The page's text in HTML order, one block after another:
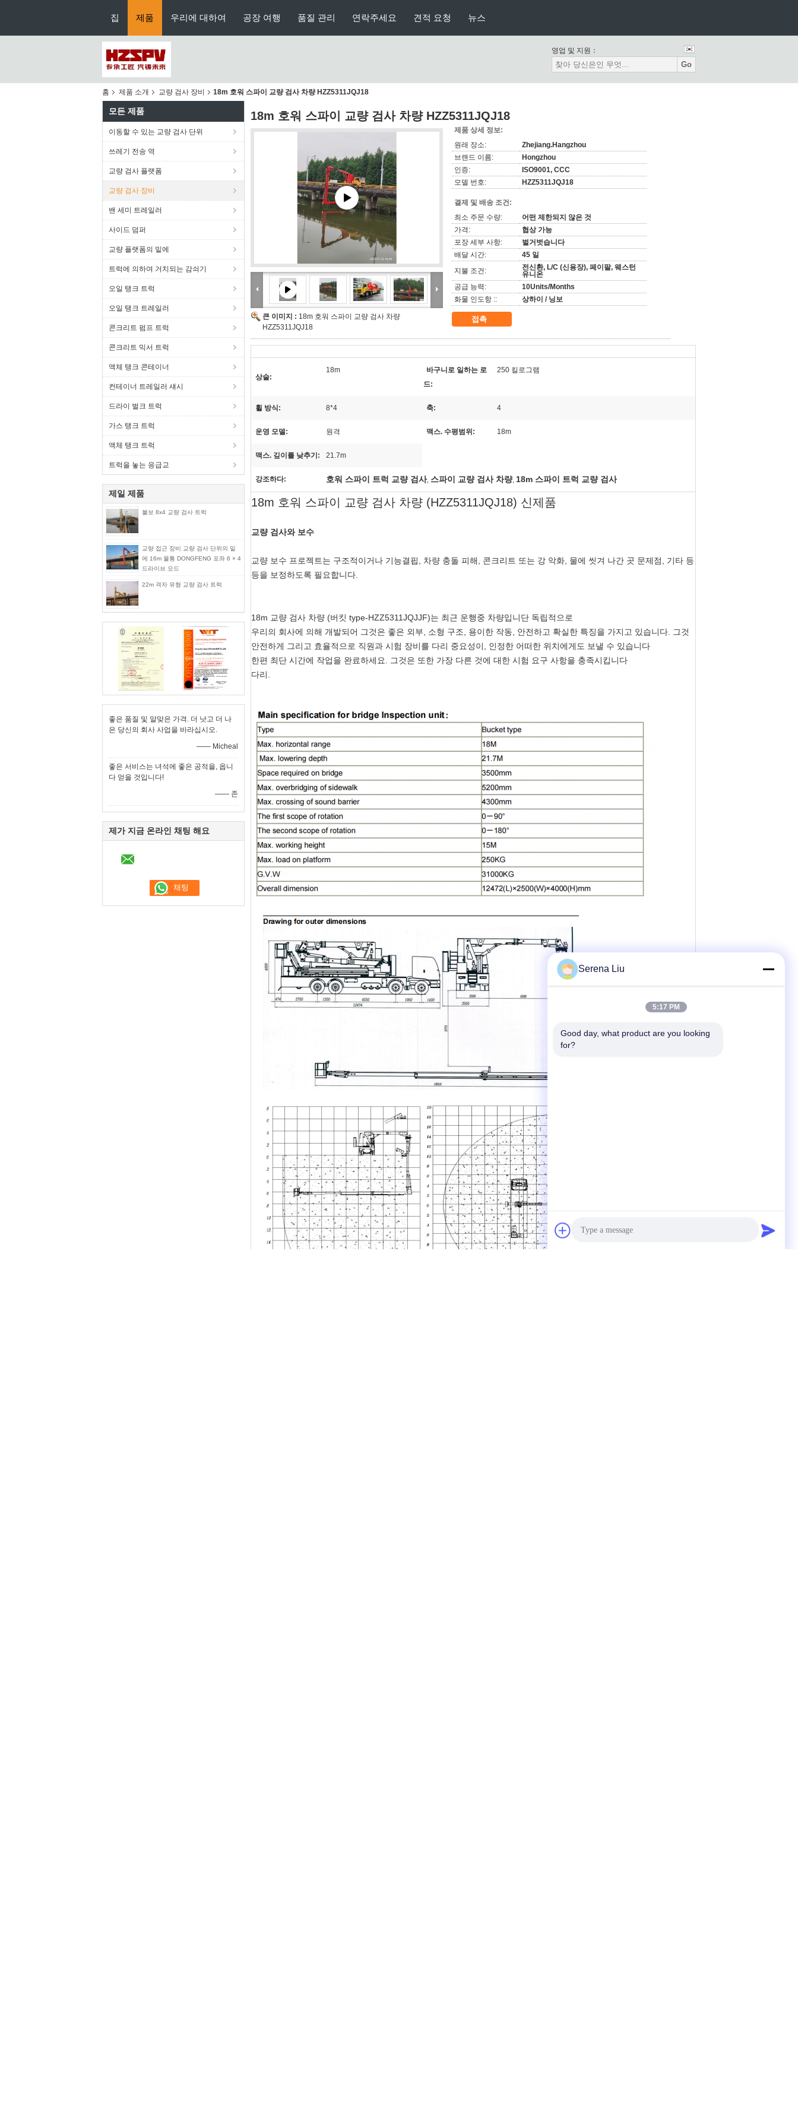
집 제품 우리에 대하여 공장 여행 품질 관리 연락주세요 견적 요청 뉴스
영업 및 지원：
Go
홈 제품 소개 교량 검사 장비 18m 호워 스파이 교량 검사 차량 HZZ5311JQJ18
모든 제품
이동할 수 있는 교량 검사 단위
쓰레기 전송 역
교량 검사 플랫폼
교량 검사 장비
밴 세미 트레일러
사이드 덤퍼
교량 플랫폼의 밑에
트럭에 의하여 거치되는 감쇠기
오일 탱크 트럭
오일 탱크 트레일러
콘크리트 펌프 트럭
콘크리트 믹서 트럭
액체 탱크 콘테이너
컨테이너 트레일러 섀시
드라이 벌크 트럭
가스 탱크 트럭
액체 탱크 트럭
트럭을 놓는 응급교
제일 제품
볼보 8x4 교량 검사 트럭
교량 접근 장비 교량 검사 단위의 밑
에 16m 물통 DONGFENG 포좌 6 × 4
드라이브 모드
22m 격자 유형 교량 검사 트럭
좋은 품질 및 알맞은 가격. 더 낫고 더 나
은 당신의 회사 사업을 바라십시오.
—— Micheal
좋은 서비스는 녀석에 좋은 공적을, 옵니
다 얻을 것입니다!
—— 존
제가 지금 온라인 채팅 해요
18m 호워 스파이 교량 검사 차량 HZZ5311JQJ18
큰 이미지 : 18m 호워 스파이 교량 검사 차량
HZZ5311JQJ18
제품 상세 정보:
원래 장소:
Zhejiang.Hangzhou
브랜드 이름:
Hongzhou
인증:
ISO9001, CCC
모델 번호:
HZZ5311JQJ18
결제 및 배송 조건:
최소 주문 수량:
어떤 제한되지 않은 것
가격:
협상 가능
포장 세부 사항:
벌거벗습니다
배달 시간:
45 일
지불 조건:
전신환, L/C (신용장), 페이팔, 웨스턴
유니온
공급 능력:
10Units/Months
화물 인도항 ::
상하이 / 닝보
접촉
상술:
18m
바구니로 일하는 로
드:
250 킬로그램
휠 방식: 8*4 축: 4
운영 모델: 원격 맥스. 수평범위: 18m
맥스. 깊이를 낮추기: 21.7m
강조하다: 호워 스파이 트럭 교량 검사, 스파이 교량 검사 차량, 18m 스파이 트럭 교량 검사
18m 호워 스파이 교량 검사 차량 (HZZ5311JQJ18) 신제품
교량 검사와 보수
교량 보수 프로젝트는 구조적이거나 기능결핍, 차량 충돌 피해, 콘크리트 또는 강 악화, 물에 씻겨 나간 곳 문제점, 기타 등
등을 보정하도록 필요합니다.
18m 교량 검사 차량 (버킷 type-HZZ5311JQJJF)는 최근 운행중 차량입니단 독립적으로
우리의 회사에 의해 개발되어 그것은 좋은 외부, 소형 구조, 용이한 작동, 안전하고 확실한 특징을 가지고 있습니다. 그것
안전하게 그리고 효율적으로 직원과 시험 장비를 다리 중요성이, 인정한 어떠한 위치에게도 보낼 수 있습니다
한편 최단 시간에 작업을 완료하세요. 그것은 또한 가장 다른 것에 대한 시험 요구 사항을 충족시킵니다
다리.
Serena Liu
5:17 PM
Good day, what product are you looking
for?